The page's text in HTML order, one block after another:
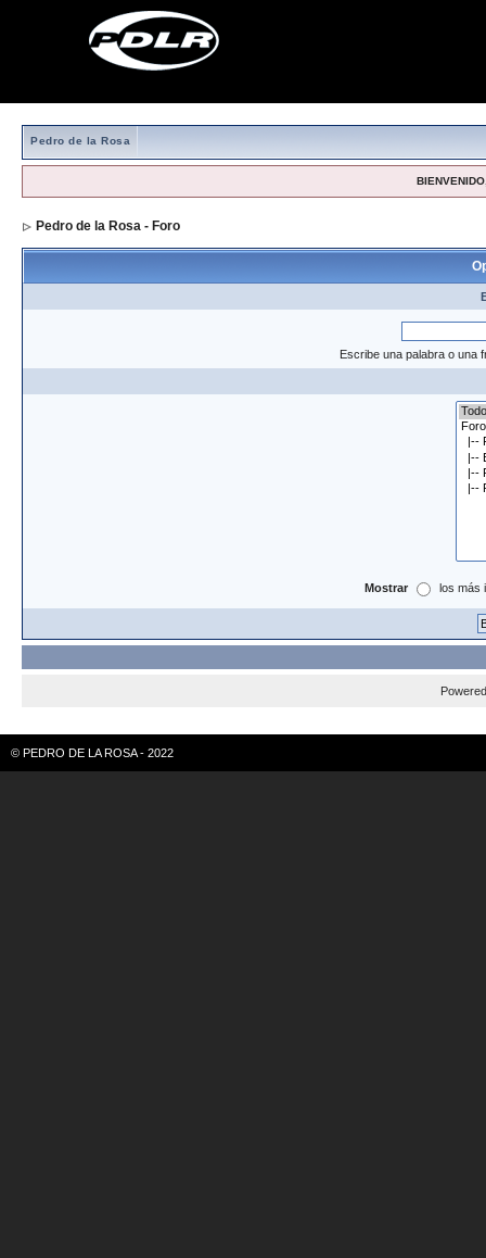
Pedro de la Rosa
Pedro de la Rosa - Foro
Escribe una palabra o una
Mostrar los más
© PEDRO DE LA ROSA - 2022